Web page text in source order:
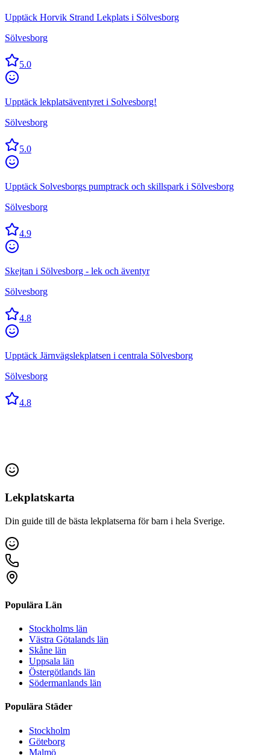
Upptäck Horvik Strand Lekplats i Sölvesborg
Sölvesborg
5.0
Upptäck lekplatsäventyret i Solvesborg!
Sölvesborg
5.0
Upptäck Solvesborgs pumptrack och skillspark i Sölvesborg
Sölvesborg
4.9
Skejtan i Sölvesborg - lek och äventyr
Sölvesborg
4.8
Upptäck Järnvägslekplatsen i centrala Sölvesborg
Sölvesborg
4.8
Lekplatskarta
Din guide till de bästa lekplatserna för barn i hela Sverige.
Populära Län
Stockholms län
Västra Götalands län
Skåne län
Uppsala län
Östergötlands län
Södermanlands län
Populära Städer
Stockholm
Göteborg
Malmö